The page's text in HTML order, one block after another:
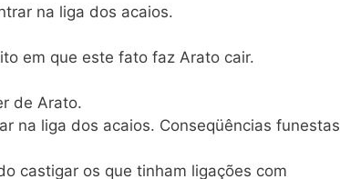
na liga dos acaios.
em que este fato faz Arato cair.
de Arato.
na liga dos acaios. Conseqüências funestas
castigar os que tinham ligações com